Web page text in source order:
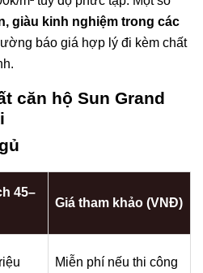
giàu kinh nghiệm trong các
báo giá hợp lý đi kèm chất
căn hộ Sun Grand
45–
Giá tham khảo (VNĐ)
Miễn phí nếu thi công